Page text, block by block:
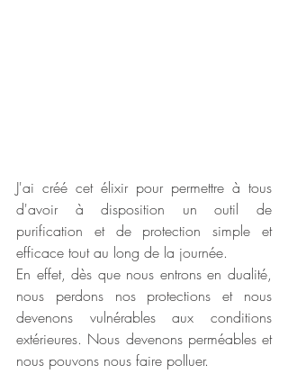
J'ai créé cet élixir pour permettre à tous
d'avoir à disposition un outil de
purification et de protection simple et
efficace tout au long de la journée.
En effet, dès que nous entrons en dualité,
nous perdons nos protections et nous
devenons vulnérables aux conditions
extérieures. Nous devenons perméables et
nous pouvons nous faire polluer.